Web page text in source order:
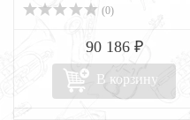
(0)
90 186 ₽
В корзину